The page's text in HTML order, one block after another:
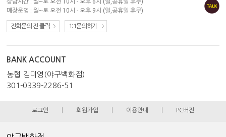
상담시간 : 월~토 오전 10시 - 오후 6시 (일,공휴일 휴무)
매장운영 : 월~토 오전 10시 - 오후 9시 (일,공휴일 휴무)
전화문의 전 클릭 1:1문의하기
BANK ACCOUNT
농협 김미영(야구백화점)
301-0339-2286-51
로그인 회원가입 이용안내 PC버전